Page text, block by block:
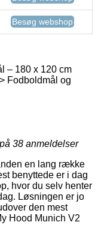
Besøg webshop
– 180 x 120 cm
Fodboldmål og
38 anmeldelser
en lang række
benyttede er i dag
hvor du selv henter
Løsningen er jo
den mest
Hood Munich V2